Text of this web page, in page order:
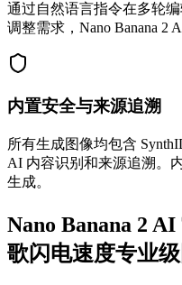
通过自然语言指令在多轮
调整需求，Nano Banana 2
内置安全与来源追溯
所有生成图像均包含
AI 内容识别和来源追溯。
生成。
Nano Banana 2
歌闪电速度专业